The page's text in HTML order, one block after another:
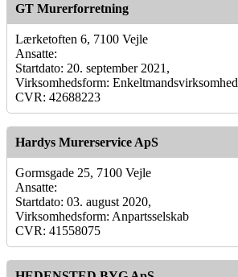
GT Murerforretning
Lærketoften 6, 7100 Vejle
Ansatte:
Startdato: 20. september 2021,
Virksomhedsform: Enkeltmandsvirksomhed
CVR: 42688223
Hardys Murerservice ApS
Gormsgade 25, 7100 Vejle
Ansatte:
Startdato: 03. august 2020,
Virksomhedsform: Anpartsselskab
CVR: 41558075